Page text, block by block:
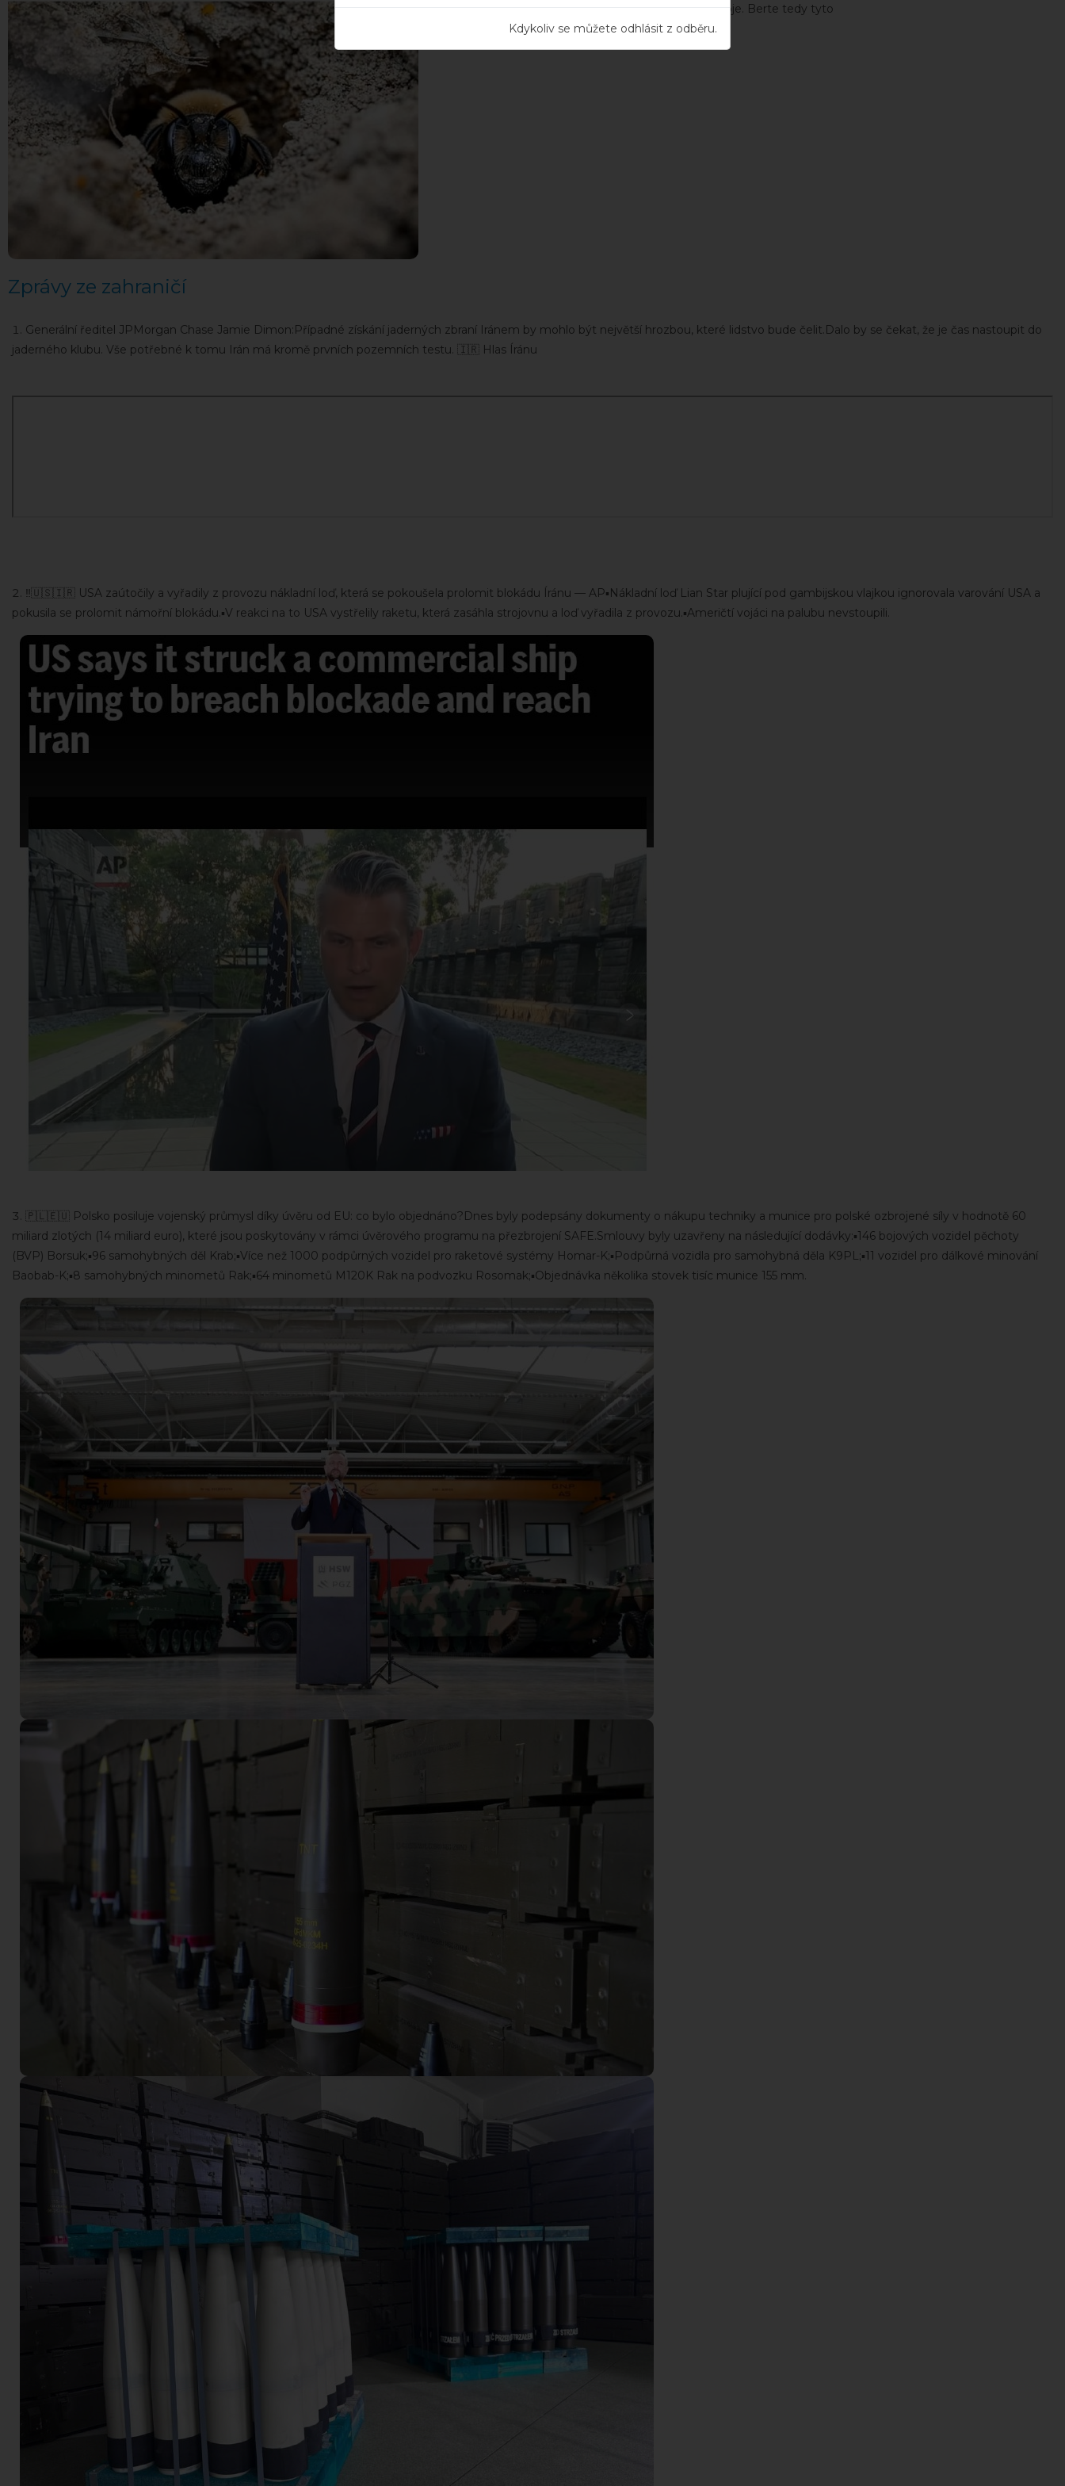
za pravdivost těchto zpráv a ani neověřujeme zdroje. Berte tedy tyto
informace s rezervou.
Zprávy ze zahraničí
Generální ředitel JPMorgan Chase Jamie Dimon:Případné získání jaderných zbraní Iránem by mohlo být největší hrozbou, které lidstvo bude čelit.Dalo by se čekat, že je čas nastoupit do
jaderného klubu. Vše potřebné k tomu Irán má kromě prvních pozemních testu. 🇮🇷 Hlas Íránu
‼️🇺🇸🇮🇷 USA zaútočily a vyřadily z provozu nákladní loď, která se pokoušela prolomit blokádu Íránu — AP▪️Nákladní loď Lian Star plující pod gambijskou vlajkou ignorovala varování USA a
pokusila se prolomit námořní blokádu.▪️V reakci na to USA vystřelily raketu, která zasáhla strojovnu a loď vyřadila z provozu.▪️Američtí vojáci na palubu nevstoupili.
🇵🇱🇪🇺 Polsko posiluje vojenský průmysl díky úvěru od EU: co bylo objednáno?Dnes byly podepsány dokumenty o nákupu techniky a munice pro polské ozbrojené síly v hodnotě 60
miliard zlotých (14 miliard euro), které jsou poskytovány v rámci úvěrového programu na přezbrojení SAFE.Smlouvy byly uzavřeny na následující dodávky:▪️146 bojových vozidel pěchoty
(BVP) Borsuk;▪️96 samohybných děl Krab;▪️Více než 1000 podpůrných vozidel pro raketové systémy Homar-K;▪️Podpůrná vozidla pro samohybná děla K9PL;▪️11 vozidel pro dálkové minování
Baobab-K;▪️8 samohybných minometů Rak;▪️64 minometů M120K Rak na podvozku Rosomak;▪️Objednávka několika stovek tisíc munice 155 mm.
Kdykoliv se můžete odhlásit z odběru.